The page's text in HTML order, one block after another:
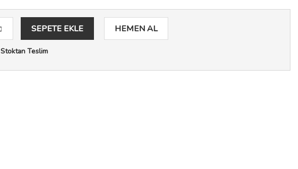
SEPETE EKLE HEMEN AL
Stoktan Teslim